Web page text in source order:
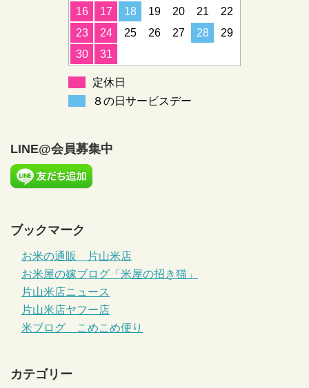
16
17 18 19 20 21
22
23
24 25 26 27 28
29
30
31
定休日
８の日サービスデー
LINE@会員募集中
ブックマーク
お米の通販 片山米店
お米屋の嫁ブログ「米屋の招き猫」
片山米店ニュース
片山米店ヤフー店
米ブログ こめこめ便り
カテゴリー